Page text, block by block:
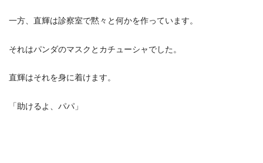
一方、直輝は診察室で黙々と何かを作っています。
それはパンダのマスクとカチューシャでした。
直輝はそれを身に着けます。
「助けるよ、パパ」